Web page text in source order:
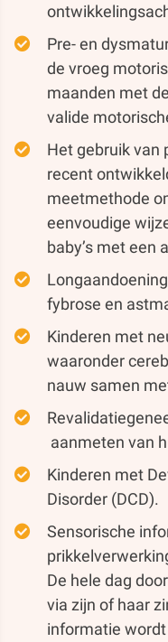
Pre- en
de vroeg
maanden met
valide
Het gebruik van
recent
meetmethode
eenvoudige
baby’s met een
fybrose en
Kinderen met
waaronder
nauw samen
aanmeten van
Kinderen met
Disorder (DCD).
Sensorische
De hele dag
via zijn of haar
informatie